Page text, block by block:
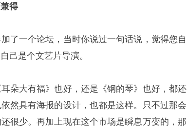
得
了一个论坛，当时你说过一句话说，觉得您自
己是个文艺片导演。
朵大有福》也好，还是《钢的琴》也好，都还
然具有海报的设计，也都是这样。只不过那会
很少。再加上现在这个市场是瞬息万变的，那